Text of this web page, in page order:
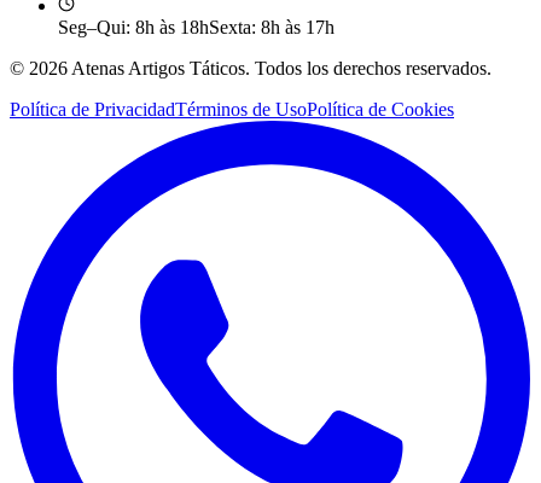
Seg–Qui: 8h às 18hSexta: 8h às 17h
© 2026 Atenas Artigos Táticos. Todos los derechos reservados.
Política de PrivacidadTérminos de UsoPolítica de Cookies